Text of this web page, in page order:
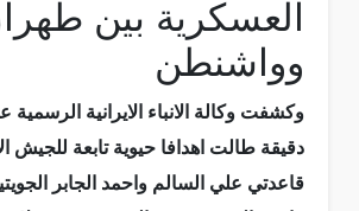
العسكرية بين
وواشنطن
وكشفت وكالة الانباء الايرانية الرسمية
دقيقة طالت اهدافا حيوية تابعة للجيش
قاعدتي علي السالم واحمد الجابر